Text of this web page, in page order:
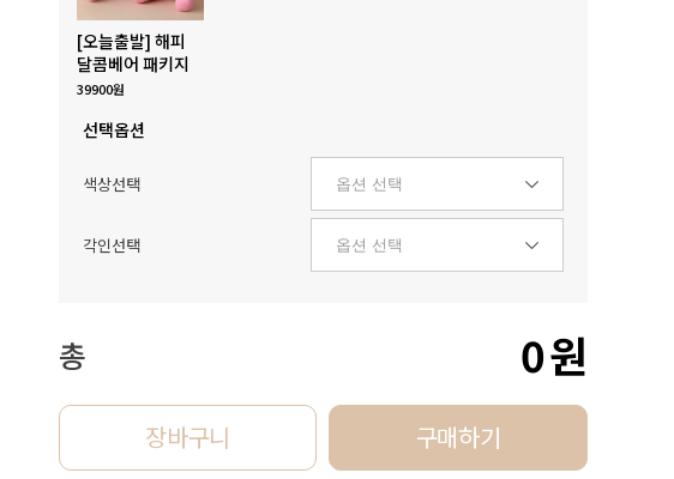
[오늘출발] 해피
달콤베어 패키지
39900원
선택옵션
색상선택
각인선택
총 0원
장바구니 구매하기